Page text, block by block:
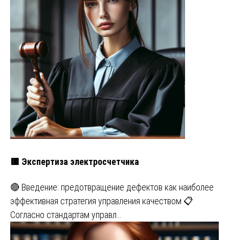
🟥 Экспертиза электросчетчика
🔴 Введение: предотвращение дефектов как наиболее
эффективная стратегия управления качеством 📋
Согласно стандартам управл…